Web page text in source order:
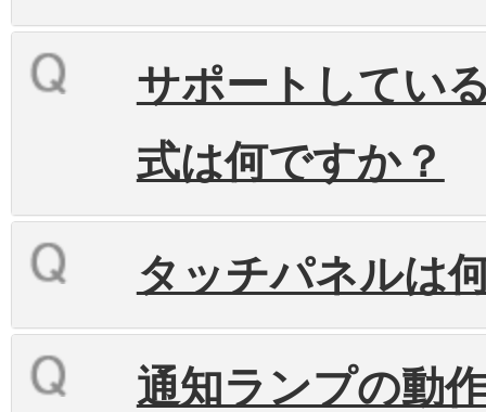
サポートしてい
式は何ですか？
タッチパネルは
通知ランプの動